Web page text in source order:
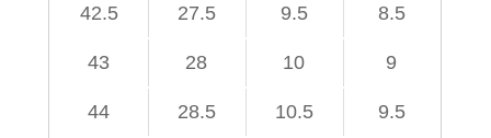
42.5 27.5 9.5 8.5
43 28 10 9
44 28.5 10.5 9.5